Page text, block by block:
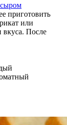
приготовить
или
вкуса. После